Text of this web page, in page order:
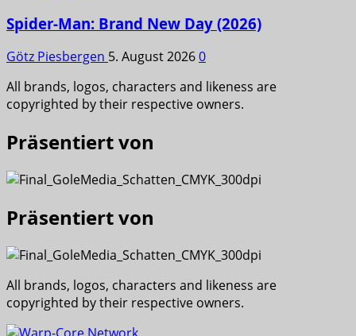
Spider-Man: Brand New Day (2026)
Götz Piesbergen 5. August 20260
All brands, logos, characters and likeness are
copyrighted by their respective owners.
Präsentiert von
Präsentiert von
All brands, logos, characters and likeness are
copyrighted by their respective owners.